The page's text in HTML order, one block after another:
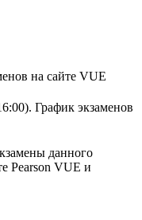
на сайте VUE
График экзаменов
данного
Pearson VUE и